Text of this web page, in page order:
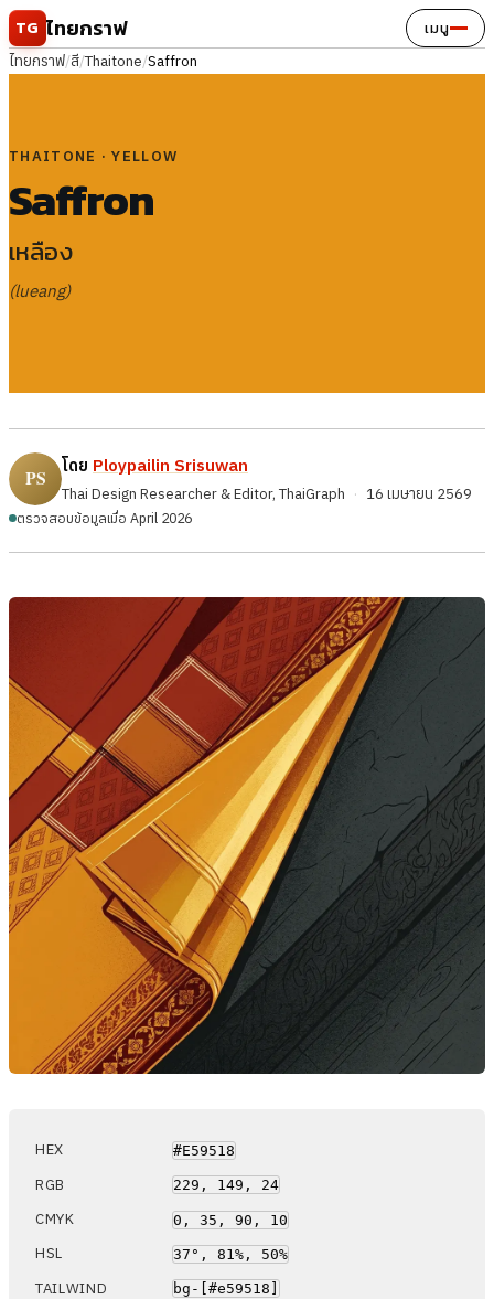
ข้ามไปยังเนื้อหา
TG ไทยกราฟ เมนู
ไทยกราฟ/สี/Thaitone/Saffron
THAITONE · YELLOW
Saffron
เหลือง
(lueang)
โดย Ploypailin Srisuwan
Thai Design Researcher & Editor, ThaiGraph · 16 เมษายน 2569
ตรวจสอบข้อมูลเมื่อ April 2026
HEX #E59518
RGB 229, 149, 24
CMYK 0, 35, 90, 10
HSL 37°, 81%, 50%
TAILWIND bg-[#e59518]